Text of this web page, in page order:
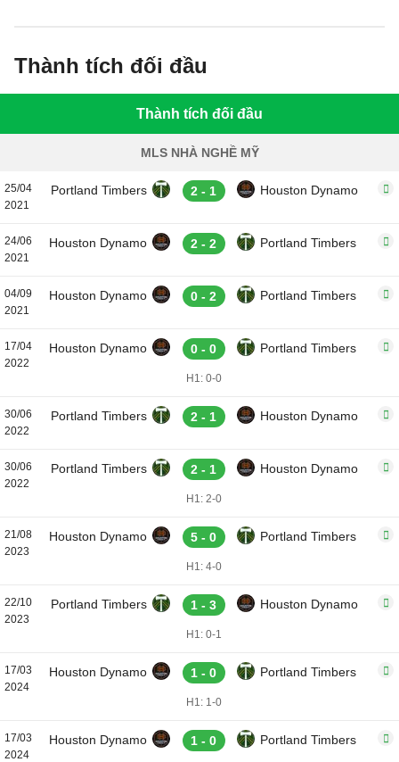
Thành tích đối đầu
Thành tích đối đầu
MLS NHÀ NGHỀ MỸ
25/04
2021
Portland Timbers 2 - 1 Houston Dynamo
24/06
2021
Houston Dynamo 2 - 2 Portland Timbers
04/09
2021
Houston Dynamo 0 - 2 Portland Timbers
17/04
2022
Houston Dynamo 0 - 0 Portland Timbers
H1: 0-0
30/06
2022
Portland Timbers 2 - 1 Houston Dynamo
30/06
2022
Portland Timbers 2 - 1 Houston Dynamo
H1: 2-0
21/08
2023
Houston Dynamo 5 - 0 Portland Timbers
H1: 4-0
22/10
2023
Portland Timbers 1 - 3 Houston Dynamo
H1: 0-1
17/03
2024
Houston Dynamo 1 - 0 Portland Timbers
H1: 1-0
17/03
2024
Houston Dynamo 1 - 0 Portland Timbers